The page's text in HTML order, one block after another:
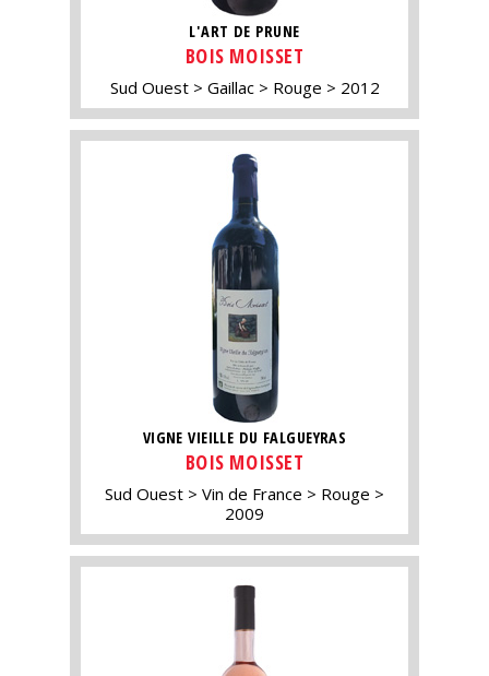
L'ART DE PRUNE
BOIS MOISSET
Sud Ouest Gaillac Rouge 2012
VIGNE VIEILLE DU FALGUEYRAS
BOIS MOISSET
Sud Ouest Vin de France
Rouge
2009